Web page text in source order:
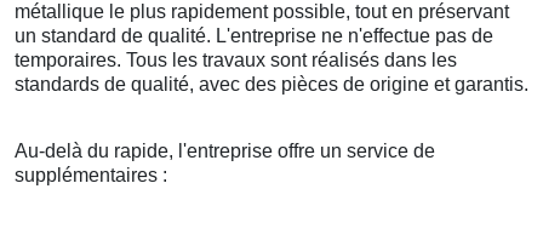
métallique le plus rapidement possible, tout en préservant
un standard de qualité. L'entreprise ne n'effectue pas de
temporaires. Tous les travaux sont réalisés dans les
standards de qualité, avec des pièces de origine et garantis.
Au-delà du rapide, l'entreprise offre un service de
supplémentaires :